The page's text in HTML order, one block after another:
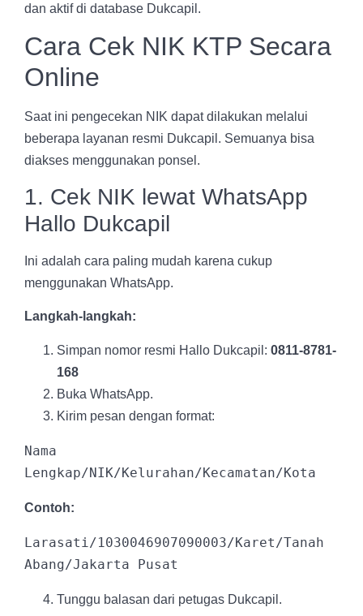
dan aktif di database Dukcapil.
Cara Cek NIK KTP Secara
Online
Saat ini pengecekan NIK dapat dilakukan melalui
beberapa layanan resmi Dukcapil. Semuanya bisa
diakses menggunakan ponsel.
1. Cek NIK lewat WhatsApp
Hallo Dukcapil
Ini adalah cara paling mudah karena cukup
menggunakan WhatsApp.
Langkah-langkah:
Simpan nomor resmi Hallo Dukcapil: 0811-8781-
168
Buka WhatsApp.
Kirim pesan dengan format:
Nama
Contoh:
Larasati/1030046907090003/Karet/Tanah
Tunggu balasan dari petugas Dukcapil.